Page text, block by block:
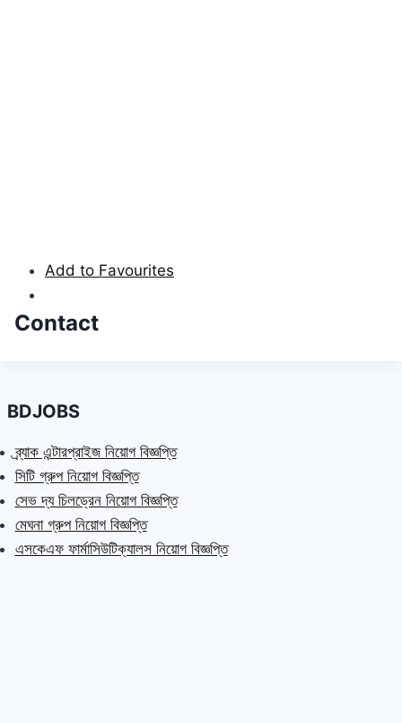
Add to Favourites
Contact
BDJOBS
ব্র্যাক এন্টারপ্রাইজ নিয়োগ বিজ্ঞপ্তি
সিটি গ্রুপ নিয়োগ বিজ্ঞপ্তি
সেভ দ্য চিলড্রেন নিয়োগ বিজ্ঞপ্তি
মেঘনা গ্রুপ নিয়োগ বিজ্ঞপ্তি
এসকেএফ ফার্মাসিউটিক্যালস নিয়োগ বিজ্ঞপ্তি